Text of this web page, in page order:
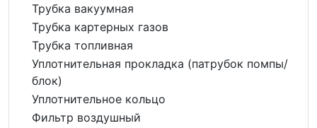
Трубка вакуумная
Трубка картерных газов
Трубка топливная
Уплотнительная прокладка (патрубок помпы/
блок)
Уплотнительное кольцо
Фильтр воздушный